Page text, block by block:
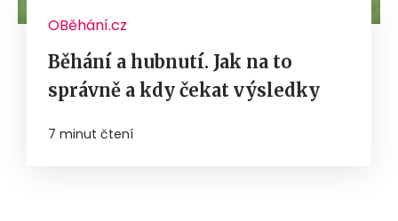
OBěhání.cz
Běhání a hubnutí. Jak na to
správně a kdy čekat výsledky
7 minut čtení